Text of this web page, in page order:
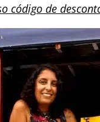
código de